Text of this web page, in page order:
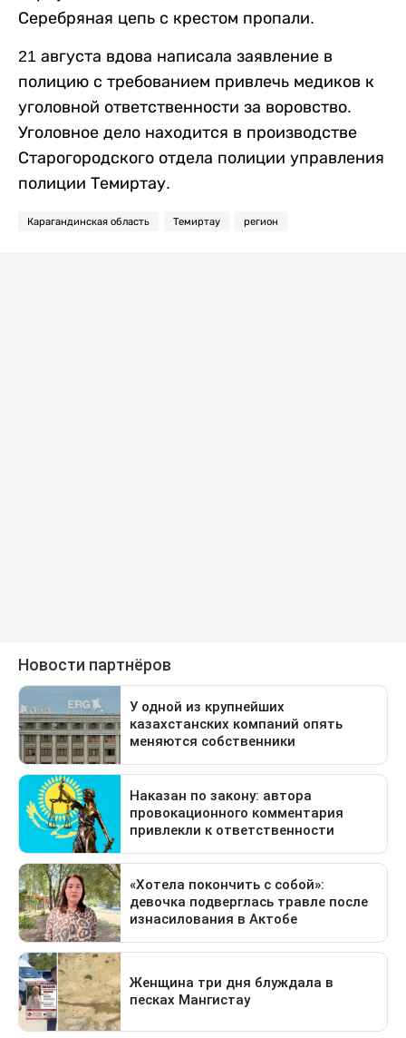
Серебряная цепь с крестом пропали.
21 августа вдова написала заявление в
полицию с требованием привлечь медиков к
уголовной ответственности за воровство.
Уголовное дело находится в производстве
Старогородского отдела полиции управления
полиции Темиртау.
Карагандинская область Темиртау регион